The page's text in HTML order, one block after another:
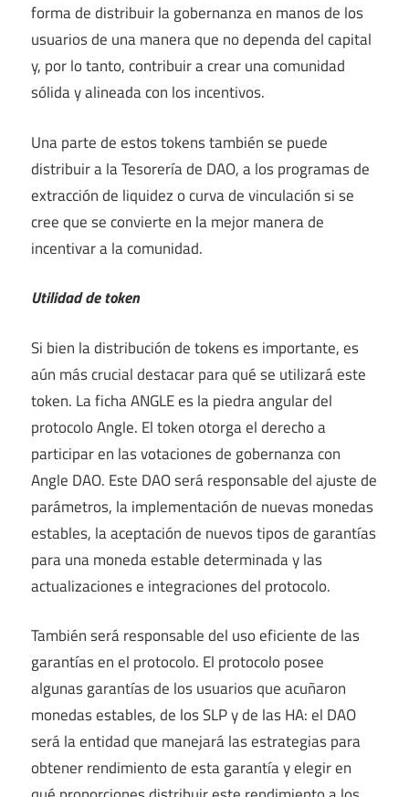
forma de distribuir la gobernanza en manos de los
usuarios de una manera que no dependa del capital
y, por lo tanto, contribuir a crear una comunidad
sólida y alineada con los incentivos.
Una parte de estos tokens también se puede
distribuir a la Tesorería de DAO, a los programas de
extracción de liquidez o curva de vinculación si se
cree que se convierte en la mejor manera de
incentivar a la comunidad.
Utilidad de token
Si bien la distribución de tokens es importante, es
aún más crucial destacar para qué se utilizará este
token. La ficha ANGLE es la piedra angular del
protocolo Angle. El token otorga el derecho a
participar en las votaciones de gobernanza con
Angle DAO. Este DAO será responsable del ajuste de
parámetros, la implementación de nuevas monedas
estables, la aceptación de nuevos tipos de garantías
para una moneda estable determinada y las
actualizaciones e integraciones del protocolo.
También será responsable del uso eficiente de las
garantías en el protocolo. El protocolo posee
algunas garantías de los usuarios que acuñaron
monedas estables, de los SLP y de las HA: el DAO
será la entidad que manejará las estrategias para
obtener rendimiento de esta garantía y elegir en